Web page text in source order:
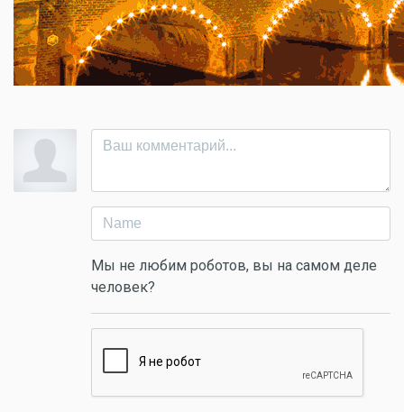
Мы не любим роботов, вы на самом деле
человек?